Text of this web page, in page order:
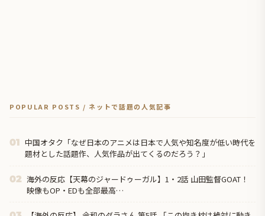
POPULAR POSTS / ネットで話題の人気記事
01 中国オタク「なぜ日本のアニメは日本で人気や知名度が低い時代を
題材とした話題作、人気作品が出てくるのだろう？」
02 海外の反応【天幕のジャードゥーガル】1・2話 山田監督GOAT！
映像もOP・EDも全部最高…